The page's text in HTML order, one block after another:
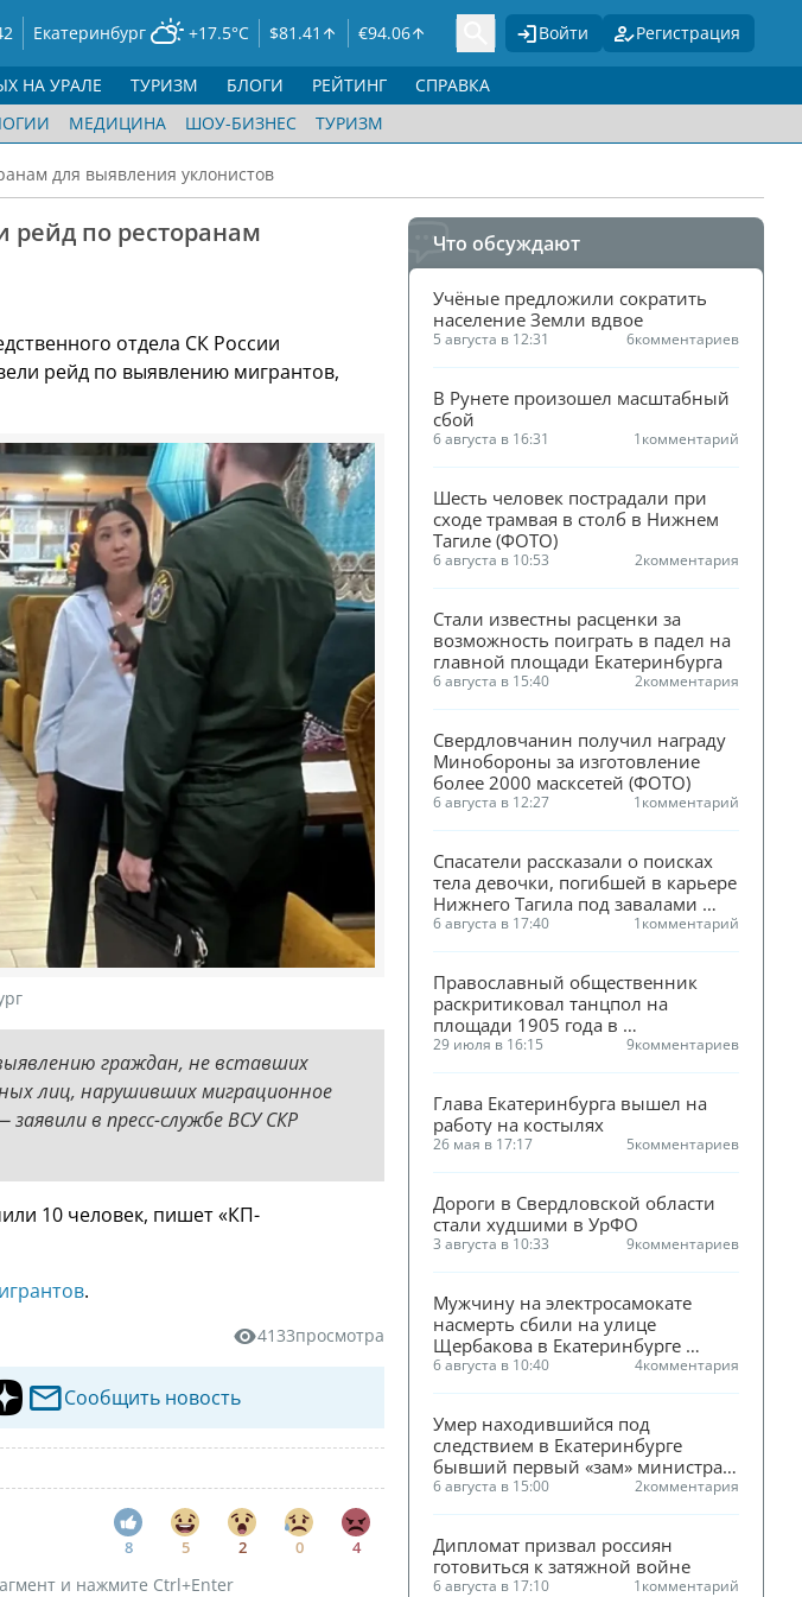
Екатеринбург +17.5°C $81.41 €94.06 Войти Регистрация
МЕДИЦИНА ШОУ-БИЗНЕС ТУРИЗМ
НА УРАЛЕ ТУРИЗМ БЛОГИ РЕЙТИНГ СПРАВКА
для выявления уклонистов
рейд по ресторанам
отдела СК России
рейд по выявлению мигрантов,
граждан, не вставших
лиц, нарушивших миграционное
в пресс-службе ВСУ СКР
10 человек, пишет «КП-
.
4133просмотра
Сообщить новость
8 5 2 0 4
и нажмите Ctrl+Enter
Что обсуждают
Учёные предложили сократить
население Земли вдвое
5 августа в 12:31 6комментариев
В Рунете произошел масштабный
сбой
6 августа в 16:31 1комментарий
Шесть человек пострадали при
сходе трамвая в столб в Нижнем
Тагиле (ФОТО)
6 августа в 10:53 2комментария
Стали известны расценки за
возможность поиграть в падел на
главной площади Екатеринбурга
6 августа в 15:40 2комментария
Свердловчанин получил награду
Минобороны за изготовление
более 2000 масксетей (ФОТО)
6 августа в 12:27 1комментарий
Спасатели рассказали о поисках
тела девочки, погибшей в карьере
Нижнего Тагила под завалами
песка
6 августа в 17:40 1комментарий
Православный общественник
раскритиковал танцпол на
площади 1905 года в
Екатеринбурге
29 июля в 16:15 9комментариев
Глава Екатеринбурга вышел на
работу на костылях
26 мая в 17:17 5комментариев
Дороги в Свердловской области
стали худшими в УрФО
3 августа в 10:33 9комментариев
Мужчину на электросамокате
насмерть сбили на улице
Щербакова в Екатеринбурге
(ФОТО)
6 августа в 10:40 4комментария
Умер находившийся под
следствием в Екатеринбурге
бывший первый «зам» министра
ЖКХ Смирнова
6 августа в 15:00 2комментария
Дипломат призвал россиян
готовиться к затяжной войне
6 августа в 17:10 1комментарий